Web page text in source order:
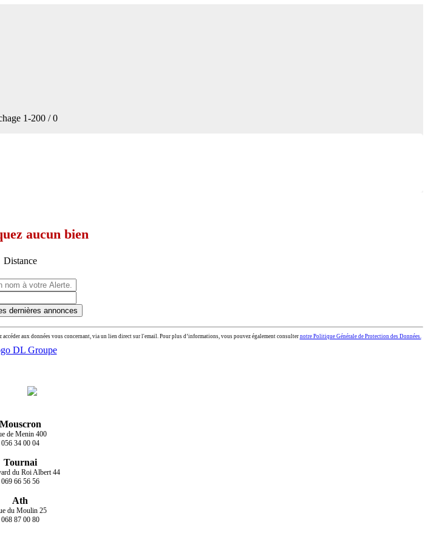
1-200 / 0
aucun bien
Distance
dernières annonces
aux données vous concernant, via un lien direct sur l'email. Pour plus d’informations, vous pouvez également consulter notre Politique Générale de Protection des Données.
Mouscron
de Menin 400
056 34 00 04
Tournai
du Roi Albert 44
069 66 56 56
Ath
du Moulin 25
068 87 00 80